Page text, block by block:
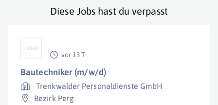
Diese Jobs hast du verpasst
vor 13 T
Bautechniker (m/w/d)
Trenkwalder Personaldienste GmbH
Bezirk Perg